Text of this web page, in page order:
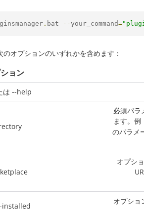
. bat -- your_command=
のオプションのいずれかを含めます：
ョン
は --help
必須パラ
ます。例
のパラメ
オプシ
オプショ